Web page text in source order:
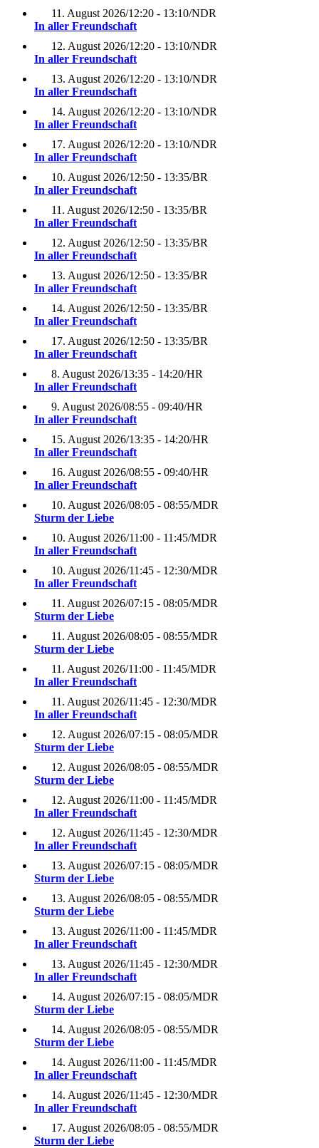
11. August 2026/12:20 - 13:10/NDR
In aller Freundschaft
12. August 2026/12:20 - 13:10/NDR
In aller Freundschaft
13. August 2026/12:20 - 13:10/NDR
In aller Freundschaft
14. August 2026/12:20 - 13:10/NDR
In aller Freundschaft
17. August 2026/12:20 - 13:10/NDR
In aller Freundschaft
10. August 2026/12:50 - 13:35/BR
In aller Freundschaft
11. August 2026/12:50 - 13:35/BR
In aller Freundschaft
12. August 2026/12:50 - 13:35/BR
In aller Freundschaft
13. August 2026/12:50 - 13:35/BR
In aller Freundschaft
14. August 2026/12:50 - 13:35/BR
In aller Freundschaft
17. August 2026/12:50 - 13:35/BR
In aller Freundschaft
8. August 2026/13:35 - 14:20/HR
In aller Freundschaft
9. August 2026/08:55 - 09:40/HR
In aller Freundschaft
15. August 2026/13:35 - 14:20/HR
In aller Freundschaft
16. August 2026/08:55 - 09:40/HR
In aller Freundschaft
10. August 2026/08:05 - 08:55/MDR
Sturm der Liebe
10. August 2026/11:00 - 11:45/MDR
In aller Freundschaft
10. August 2026/11:45 - 12:30/MDR
In aller Freundschaft
11. August 2026/07:15 - 08:05/MDR
Sturm der Liebe
11. August 2026/08:05 - 08:55/MDR
Sturm der Liebe
11. August 2026/11:00 - 11:45/MDR
In aller Freundschaft
11. August 2026/11:45 - 12:30/MDR
In aller Freundschaft
12. August 2026/07:15 - 08:05/MDR
Sturm der Liebe
12. August 2026/08:05 - 08:55/MDR
Sturm der Liebe
12. August 2026/11:00 - 11:45/MDR
In aller Freundschaft
12. August 2026/11:45 - 12:30/MDR
In aller Freundschaft
13. August 2026/07:15 - 08:05/MDR
Sturm der Liebe
13. August 2026/08:05 - 08:55/MDR
Sturm der Liebe
13. August 2026/11:00 - 11:45/MDR
In aller Freundschaft
13. August 2026/11:45 - 12:30/MDR
In aller Freundschaft
14. August 2026/07:15 - 08:05/MDR
Sturm der Liebe
14. August 2026/08:05 - 08:55/MDR
Sturm der Liebe
14. August 2026/11:00 - 11:45/MDR
In aller Freundschaft
14. August 2026/11:45 - 12:30/MDR
In aller Freundschaft
17. August 2026/08:05 - 08:55/MDR
Sturm der Liebe